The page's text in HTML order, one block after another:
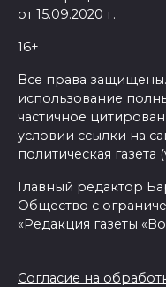
от 15.09.2020 г.
16+
Все права
использование
частичное
условии ссылки на
политическая газета
Главный редактор
Общество с
«Редакция газеты
Согласие на